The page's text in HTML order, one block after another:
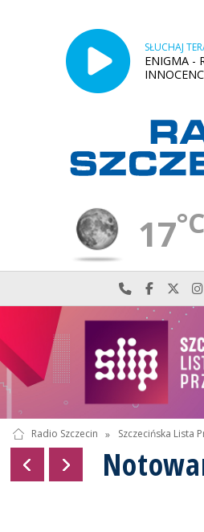
SŁUCHAJ
ENIGMA -
17°C
Najlepiej po
Radio Szczecin » Szczecińska Lista